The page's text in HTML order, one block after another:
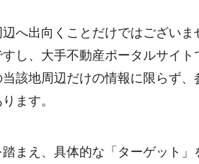
へ出向くことだけではござい
し、大手不動産ポータルサイ
該地周辺だけの情報に限らず
ます。
まえ、具体的な「ターゲット」